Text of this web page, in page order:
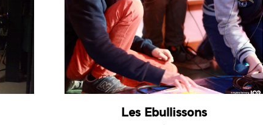
Les Ebullissons